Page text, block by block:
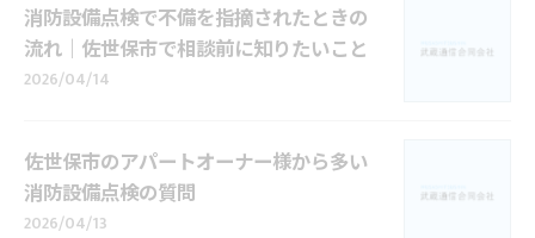
消防設備点検で不備を指摘されたときの
流れ｜佐世保市で相談前に知りたいこと
2026/04/14
佐世保市のアパートオーナー様から多い
消防設備点検の質問
2026/04/13